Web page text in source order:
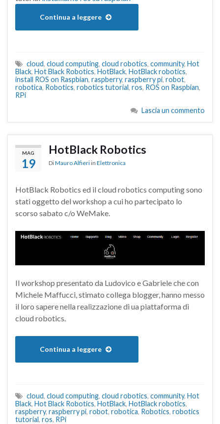
Continua a leggere
cloud, cloud computing, cloud robotics, community, Hot
Black, Hot Black Robotics, HotBlack, HotBlack robotics,
install ROS on Raspbian, raspberry, raspberry pi, robot,
robotica, Robotics, robotics tutorial, ros, ROS on Raspbian,
RPi
Lascia un commento
MAG
19
HotBlack Robotics
DiMauro Alfieri in Elettronica
HotBlack Robotics ed il cloud robotics computing sono
stati oggetto del workshop a cui ho partecipato lo
scorso sabato c/o WeMake.
Il workshop presentato da Ludovico e Gabriele che con
Michele Maffucci, stimato collega blogger, hanno messo
il loro sapere nella realizzazione di ua piattaforma di
cloud robotics.
Continua a leggere
cloud, cloud computing, cloud robotics, community, Hot
Black, Hot Black Robotics, HotBlack, HotBlack robotics,
raspberry, raspberry pi, robot, robotica, Robotics, robotics
tutorial, ros, RPi